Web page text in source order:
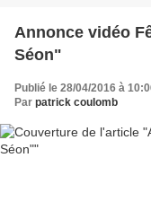
Annonce vidéo
Séon"
Publié le 28/04/2016 à
Par patrick coulomb